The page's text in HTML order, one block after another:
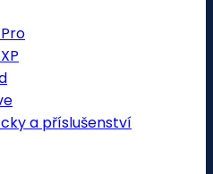
a příslušenství